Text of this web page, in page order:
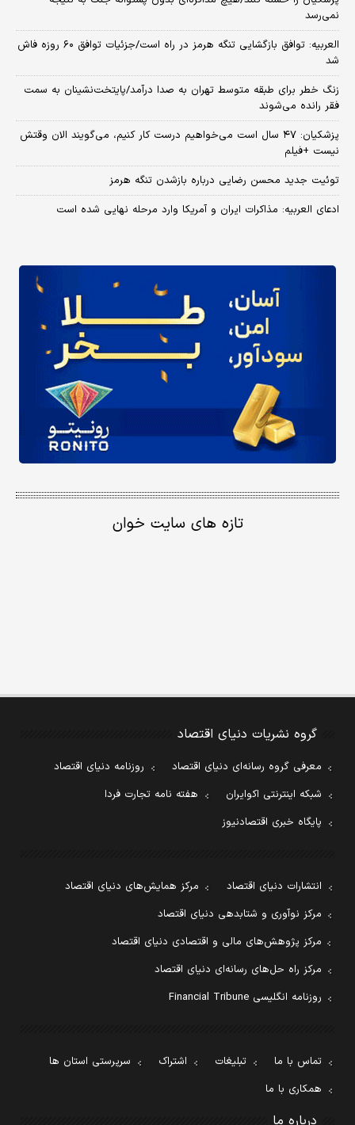
نمی‌رسد
العربیه: توافق بازگشایی تنگه هرمز در راه است/جزئیات توافق ۶۰ روزه فاش
شد
زنگ خطر برای طبقه متوسط تهران به صدا درآمد/پایتخت‌نشینان به سمت
فقر رانده می‌شوند
پزشکیان: ۴۷ سال است می‌خواهیم درست کار کنیم، می‌گویند الان وقتش
نیست +فیلم
توئیت جدید محسن رضایی درباره بازشدن تنگه هرمز
ادعای العربیه: مذاکرات ایران و آمریکا وارد مرحله نهایی شده است
تازه های سایت خوان
گروه نشریات دنیای اقتصاد
معرفی گروه رسانه‌ای دنیای اقتصاد
روزنامه دنیای اقتصاد
شبکه اینترنتی اکوایران
هفته نامه تجارت فردا
پایگاه خبری اقتصادنیوز
انتشارات دنیای اقتصاد
مرکز همایش‌های دنیای اقتصاد
مرکز نوآوری و شتابدهی دنیای اقتصاد
مرکز پژوهش‌های مالی و اقتصادی دنیای اقتصاد
مرکز راه حل‌های رسانه‌ای دنیای اقتصاد
روزنامه انگلیسی Financial Tribune
تماس با ما تبلیغات اشتراک
سرپرستی استان ها
همکاری با ما
درباره ما